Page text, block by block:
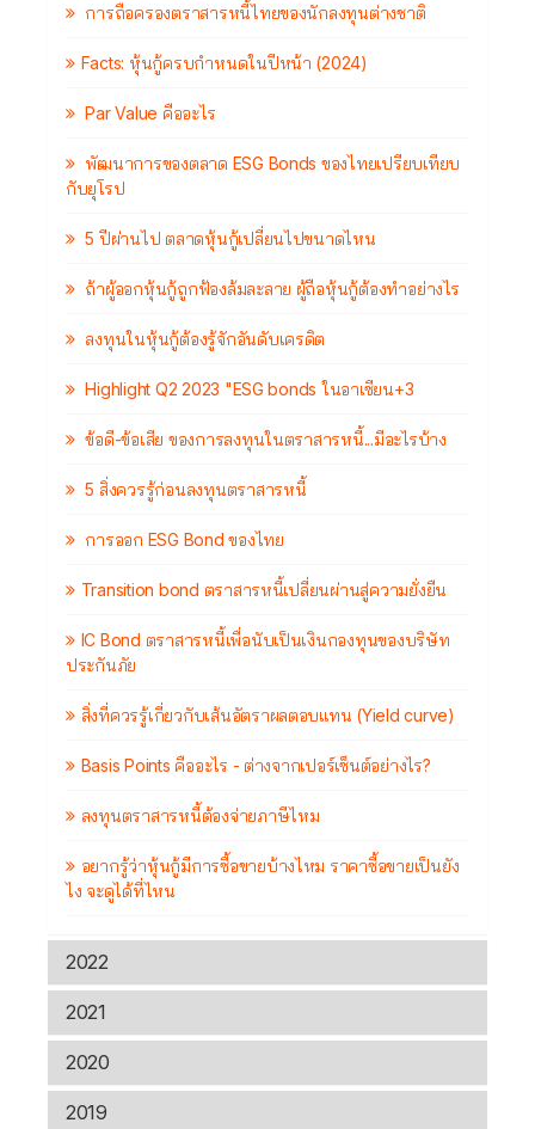
การถือครองตราสารหนี้ไทยของนักลงทุนต่างชาติ
Facts: หุ้นกู้ครบกำหนดในปีหน้า (2024)
Par Value คืออะไร
พัฒนาการของตลาด ESG Bonds ของไทยเปรียบเทียบ
กับยุโรป
5 ปีผ่านไป ตลาดหุ้นกู้เปลี่ยนไปขนาดไหน
ถ้าผู้ออกหุ้นกู้ถูกฟ้องล้มละลาย ผู้ถือหุ้นกู้ต้องทำอย่างไร
ลงทุนในหุ้นกู้ต้องรู้จักอันดับเครดิต
Highlight Q2 2023 "ESG bonds ในอาเซียน+3
ข้อดี-ข้อเสีย ของการลงทุนในตราสารหนี้...มีอะไรบ้าง
5 สิ่งควรรู้ก่อนลงทุนตราสารหนี้
การออก ESG Bond ของไทย
Transition bond ตราสารหนี้เปลี่ยนผ่านสู่ความยั่งยืน
IC Bond ตราสารหนี้เพื่อนับเป็นเงินกองทุนของบริษัท
ประกันภัย
สิ่งที่ควรรู้เกี่ยวกับเส้นอัตราผลตอบแทน (Yield curve)
Basis Points คืออะไร - ต่างจากเปอร์เซ็นต์อย่างไร?
ลงทุนตราสารหนี้ต้องจ่ายภาษีไหม
อยากรู้ว่าหุ้นกู้มีการซื้อขายบ้างไหม ราคาซื้อขายเป็นยัง
ไง จะดูได้ที่ไหน
2022
2021
2020
2019